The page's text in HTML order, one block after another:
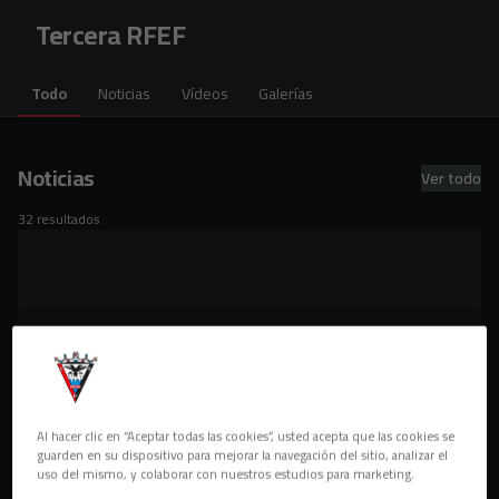
Tercera RFEF
Todo Noticias Vídeos Galerías
Noticias Ver todo
32 resultados
Al hacer clic en “Aceptar todas las cookies”, usted acepta que las cookies se
guarden en su dispositivo para mejorar la navegación del sitio, analizar el
uso del mismo, y colaborar con nuestros estudios para marketing.